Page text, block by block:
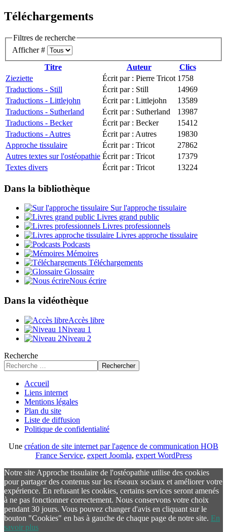
Téléchargements
Filtres de recherche
Afficher #
Titre
Auteur
Clics
Zieziette
Écrit par : Pierre Tricot 1758
Traductions - Still
Écrit par : Still
14969
Traductions - Littlejohn
Écrit par : Littlejohn
13589
Traductions - Sutherland
Écrit par : Sutherland
13987
Traductions - Becker
Écrit par : Becker
15412
Traductions - Autres
Écrit par : Autres
19830
Approche tissulaire
Écrit par : Tricot
27862
Autres textes sur l'ostéopathie Écrit par : Tricot
17379
Textes divers
Écrit par : Tricot 13224
Dans la bibliothèque
Sur l'approche tissulaire
Livres grand public
Livres professionnels
Livres approche tissulaire
Podcasts
Mémoires
Téléchargements
Glossaire
Nous écrire
Dans la vidéothèque
Accès libre
Niveau 1
Niveau 2
Recherche
Rechercher
Accueil
Liens internet
Mentions légales
Plan du site
Liste de diffusion
Politique de confidentialité
Une création de site internet par l'agence de communication HOB
France Service, expert Joomla, expert WordPress
Notre site Approche tissulaire de l'ostéopathie utilise des cookies
pour partager des contenus sur les réseaux sociaux et améliorer votre
expérience. En refusant les cookies, certains services seront amenés
à ne pas fonctionner correctement. Nous conservons votre choix
pendant 30 jours. Vous pouvez changer d'avis en cliquant sur le
bouton "Cookies" en bas à gauche de chaque page de notre site. En
savoir plus